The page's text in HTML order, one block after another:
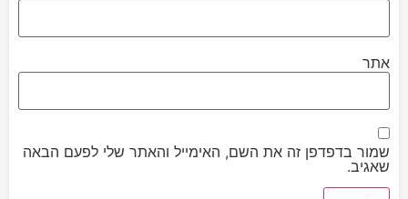
אתר
שמור בדפדפן זה את השם, האימייל והאתר שלי לפעם הבאה
שאגיב.